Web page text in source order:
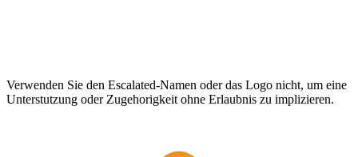
Verwenden Sie den Escalated-Namen oder das Logo nicht, um eine
Unterstutzung oder Zugehorigkeit ohne Erlaubnis zu implizieren.